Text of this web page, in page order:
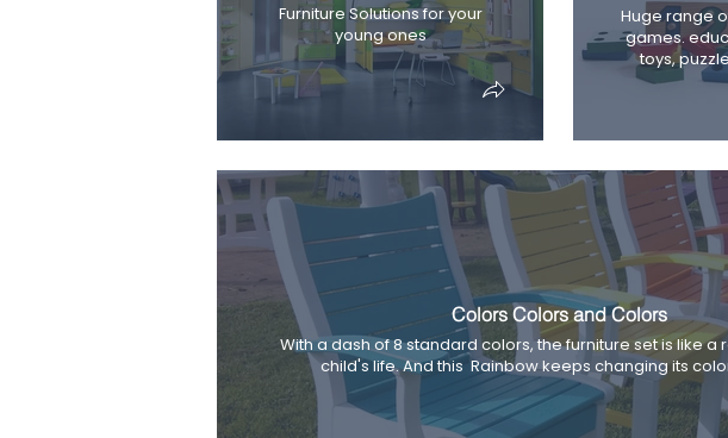
Furniture Solutions for your
young ones
Huge range
games.
toys,
Colors Colors and Colors
With a dash of 8 standard colors, the furniture set is like a
child's life. And this Rainbow keeps changing its